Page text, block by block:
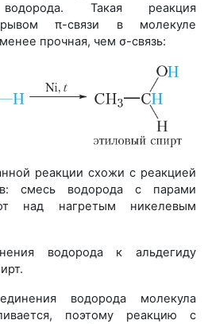
Такая реакция
π-связи в молекуле
прочная, чем σ-связь:
реакции схожи с реакцией
смесь водорода с парами
над нагретым никелевым
водорода к альдегиду
водорода молекула
поэтому реакцию с